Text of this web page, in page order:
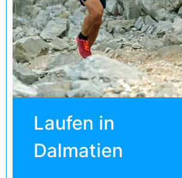
Laufen in
Dalmatien